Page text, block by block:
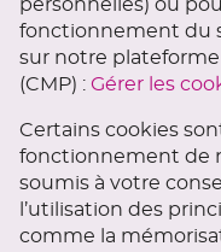
personnelles) ou
fonctionnement du
sur notre
(CMP) : Gérer les
Certains cookies
fonctionnement de
soumis à votre
l’utilisation des
comme la